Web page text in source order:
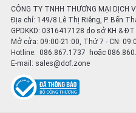
CÔNG TY TNHH THƯƠNG MẠI DỊCH
Địa chỉ: 149/8 Lê Thị Riêng, P. Bến
GPDKKD: 0316417128 do sở KH &
Mở cửa: 09:00-21:00, Thứ 7 - CN:
Hotline: 086.867.1737 hoặc
E-mail: sales@dof.zone